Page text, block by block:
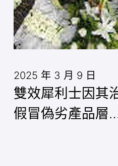
2025 年 3 月 9 日
雙效犀利士因其
假冒偽劣產品層